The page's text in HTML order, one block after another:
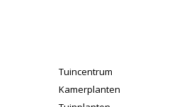
Tuincentrum
Kamerplanten